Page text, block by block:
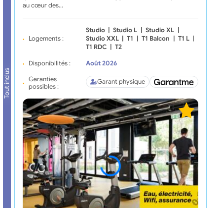
Tout inclus
au cœur des…
Logements :
Studio Studio L Studio XL
Studio XXL
T1 T1 Balcon T1 L
T1 RDC
T2
Disponibilités :
Août 2026
Garanties
possibles :
Garant physique